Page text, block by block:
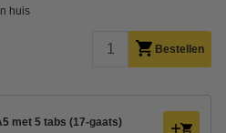
huis
Bestellen
met 5 tabs (17-gaats)